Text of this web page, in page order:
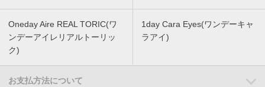
Oneday Aire REAL TORIC(ワ
ンデーアイレリアルトーリッ
ク)
1day Cara Eyes(ワンデーキャ
ラアイ)
お支払方法について